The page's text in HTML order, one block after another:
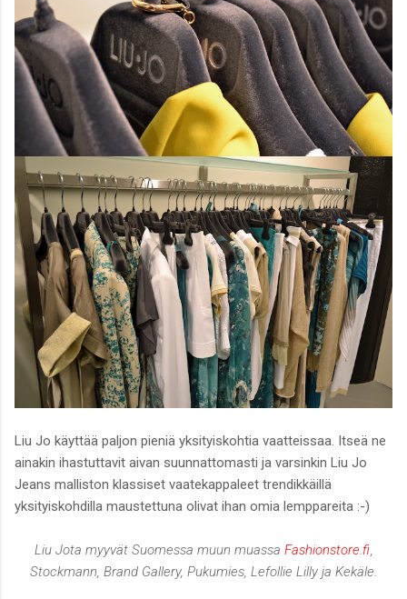
Liu Jo käyttää paljon pieniä yksityiskohtia vaatteissaa. Itseä ne
ainakin ihastuttavit aivan suunnattomasti ja varsinkin Liu Jo
Jeans malliston klassiset vaatekappaleet trendikkäillä
yksityiskohdilla maustettuna olivat ihan omia lemppareita :-)
Liu Jota myyvät Suomessa muun muassa Fashionstore.fi,
Stockmann, Brand Gallery, Pukumies, Lefollie Lilly ja Kekäle.